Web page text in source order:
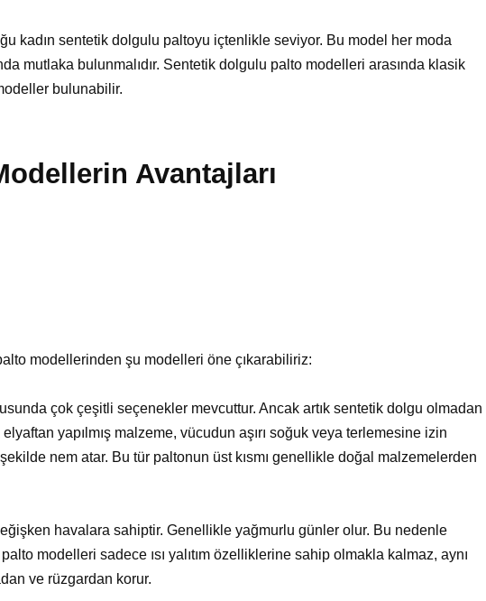
kadın sentetik dolgulu paltoyu içtenlikle seviyor. Bu model her moda
mutlaka bulunmalıdır. Sentetik dolgulu palto modelleri arasında klasik
bulunabilir.
Avantajları
modellerinden şu modelleri öne çıkarabiliriz:
çok çeşitli seçenekler mevcuttur. Ancak artık sentetik dolgu olmadan
yapılmış malzeme, vücudun aşırı soğuk veya terlemesine izin
nem atar. Bu tür paltonun üst kısmı genellikle doğal malzemelerden
havalara sahiptir. Genellikle yağmurlu günler olur. Bu nedenle
modelleri sadece ısı yalıtım özelliklerine sahip olmakla kalmaz, aynı
ve rüzgardan korur.